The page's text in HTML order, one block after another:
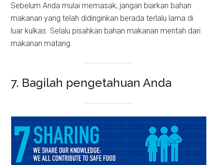
Sebelum Anda mulai memasak, jangan biarkan bahan
makanan yang telah didinginkan berada terlalu lama di
luar kulkas. Selalu pisahkan bahan makanan mentah dari
makanan matang.
7. Bagilah pengetahuan Anda